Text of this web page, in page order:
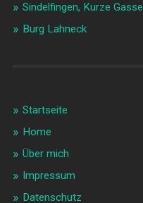
Sindelfingen, Kurze Gasse
Burg Lahneck
Startseite
Home
Über mich
Impressum
Datenschutz